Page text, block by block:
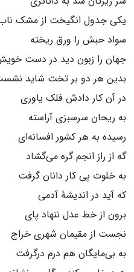
یکی جدول انگیخت از مشک
سواد حبش را ورق ریخته
جهان را زبون دید در دست
بدین هر دو بر تخت شاید
در آن کار دادش فلک یاوری
به ریحان سرسبزی آراسته
رسیده به هر کشور افسانه‌ای
گه از راز انجم گره می‌گشاد
به خلوت پی کار دانان گرفت
که آید در اندیشهٔ آدمی
برون از خط عدل ننهاد پای
نجست از مقیمان شهری خراج
به بی‌مایگان هم درم درگرفت